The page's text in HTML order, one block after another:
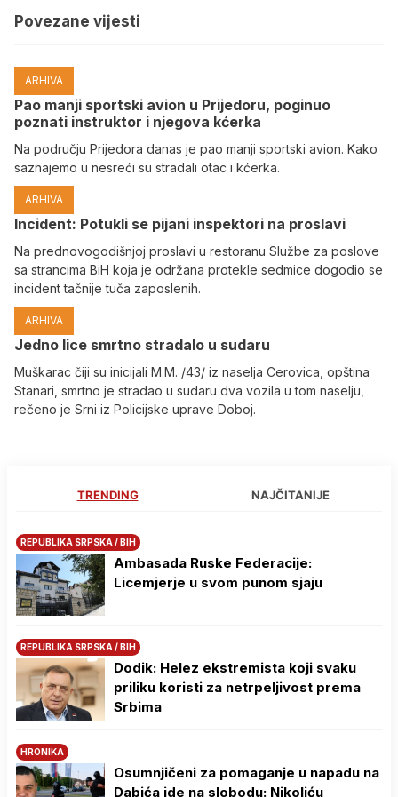
Povezane vijesti
ARHIVA
Pao manji sportski avion u Prijedoru, poginuo
poznati instruktor i njegova kćerka
Na području Prijedora danas je pao manji sportski avion. Kako
saznajemo u nesreći su stradali otac i kćerka.
ARHIVA
Incident: Potukli se pijani inspektori na proslavi
Na prednovogodišnjoj proslavi u restoranu Službe za poslove
sa strancima BiH koja je održana protekle sedmice dogodio se
incident tačnije tuča zaposlenih.
ARHIVA
Јedno lice smrtno stradalo u sudaru
Muškarac čiji su inicijali M.M. /43/ iz naselja Cerovica, opština
Stanari, smrtno je stradao u sudaru dva vozila u tom naselju,
rečeno je Srni iz Policijske uprave Doboj.
TRENDING NAJČITANIJE
REPUBLIKA SRPSKA / BIH
Ambasada Ruske Federacije:
Licemjerje u svom punom sjaju
REPUBLIKA SRPSKA / BIH
Dodik: Helez ekstremista koji svaku
priliku koristi za netrpeljivost prema
Srbima
HRONIKA
Osumnjičeni za pomaganje u napadu na
Dabića ide na slobodu: Nikoliću